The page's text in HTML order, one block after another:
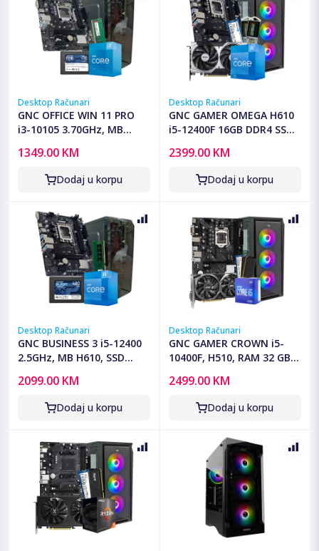
Desktop Računari
GNC OFFICE WIN 11 PRO
i3-10105 3.70GHz, MB
2,5 240GB , Kućište sa
napajanjem 500W, 2Y
1349.00 KM
Dodaj u korpu
Desktop Računari
GNC GAMER OMEGA H610
i5-12400F 16GB DDR4 SSD
GAMING KUCISTE NO-OS
2399.00 KM
Dodaj u korpu
Desktop Računari
GNC BUSINESS 3 i5-12400
2.5GHz, MB H610, SSD
Kucište office, WIN 11 PRO,
OFFICE PRO PLUS 2019
2099.00 KM
Dodaj u korpu
Desktop Računari
GNC GAMER CROWN i5-
10400F, H510, RAM 32 GB
8GB, PSU 550W, kućište
gaming
2499.00 KM
Dodaj u korpu